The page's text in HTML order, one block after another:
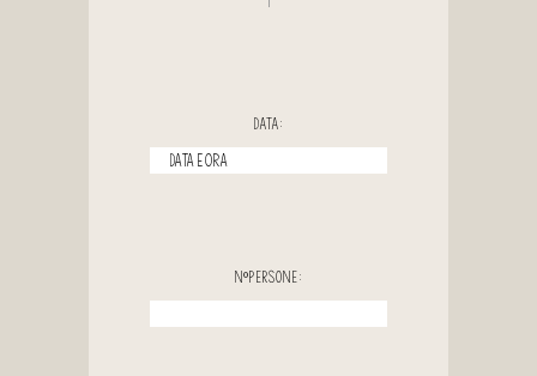
Data:
NºPersone: